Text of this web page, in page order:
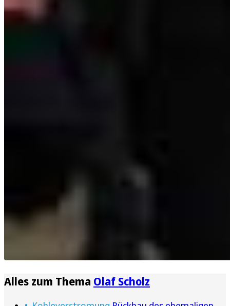
Alles zum Thema Olaf Scholz